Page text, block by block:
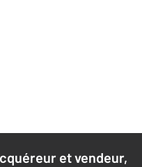
et vendeur,